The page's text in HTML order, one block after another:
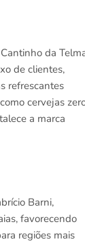
da
de clientes,
refrescantes
cervejas
a marca
Barni,
favorecendo
regiões mais